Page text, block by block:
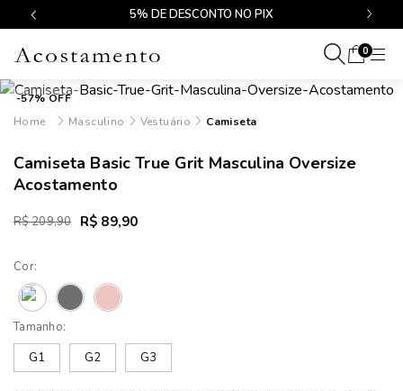
5% DE DESCONTO NO PIX
0
-57% OFF
Masculino
Vestuário Camiseta
Camiseta Basic True Grit Masculina Oversize
Acostamento
R$ 209,90 R$ 89,90
Cor:
Tamanho:
G1
G2 G3